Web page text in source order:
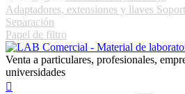
Adaptadores, extensiones y llaves
Separación
Papel de filtro
Venta a particulares, profesionales,
universidades
